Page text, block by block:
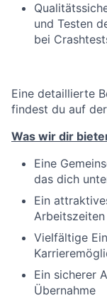
und Testen
bei
Eine detaillierte
findest du auf
Was wir dir
Eine
das dich
Ein
Arbeitszeiten
Vielfältige
Ein sicherer
Übernahme